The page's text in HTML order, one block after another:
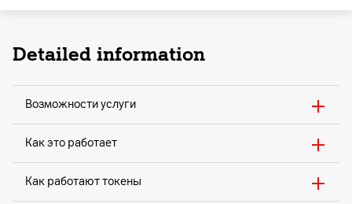
Detailed information
Возможности услуги
Как это работает
Как работают токены